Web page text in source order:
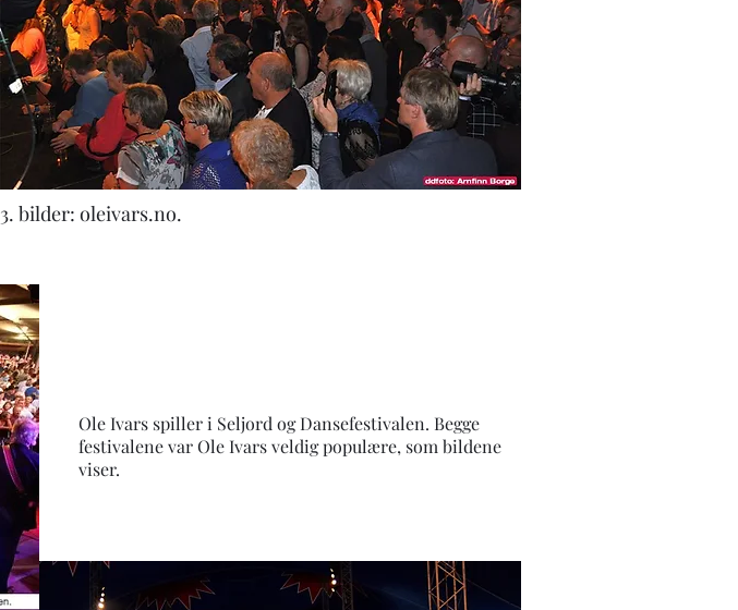
3. bilder: oleivars.no.
Ole Ivars spiller i Seljord og Dansefestivalen. Begge
festivalene var Ole Ivars veldig populære, som bildene
viser.